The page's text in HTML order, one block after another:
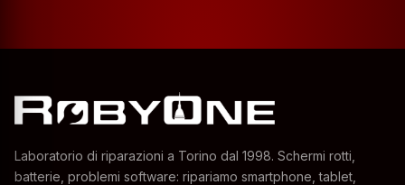
Laboratorio di riparazioni a Torino dal 1998. Schermi rotti,
batterie, problemi software: ripariamo smartphone, tablet,